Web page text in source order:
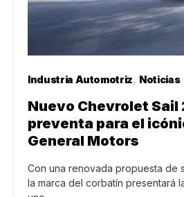
Industria Automotriz Noticias
Nuevo Chevrolet Sail
preventa para el
General Motors
Con una renovada propuesta de
la marca del corbatín presentará